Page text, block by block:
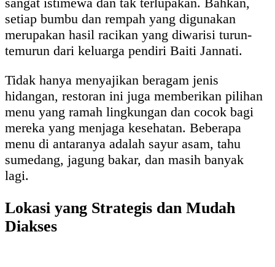
setiap bumbu dan rempah yang digunakan
merupakan hasil racikan yang diwarisi turun-
temurun dari keluarga pendiri Baiti Jannati.
Tidak hanya menyajikan beragam jenis
hidangan, restoran ini juga memberikan pilihan
menu yang ramah lingkungan dan cocok bagi
mereka yang menjaga kesehatan. Beberapa
menu di antaranya adalah sayur asam, tahu
sumedang, jagung bakar, dan masih banyak
lagi.
Lokasi yang Strategis dan Mudah
Diakses